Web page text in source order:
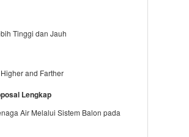
Tinggi dan Jauh
and Farther
Lengkap
Air Melalui Sistem Balon pada